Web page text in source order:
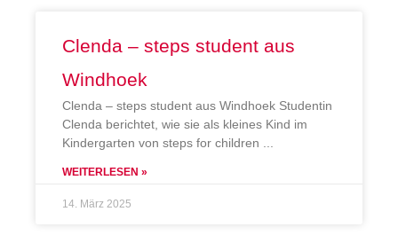
Clenda – steps student aus
Windhoek
Clenda – steps student aus Windhoek Studentin
Clenda berichtet, wie sie als kleines Kind im
Kindergarten von steps for children
WEITERLESEN »
14. März 2025